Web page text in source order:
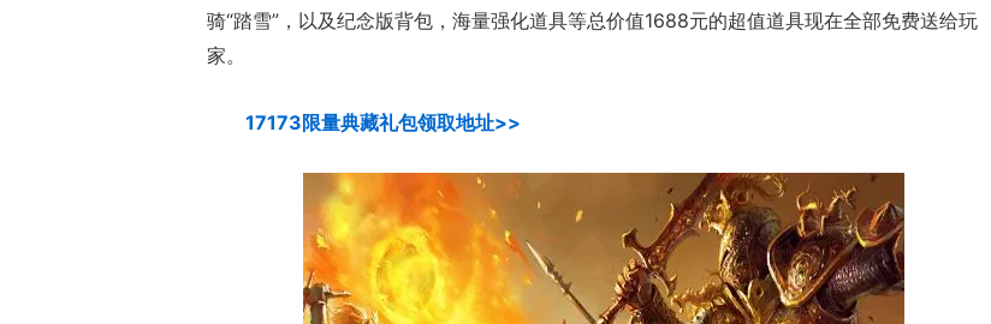
骑“踏雪”，以及纪念版背包，海量强化道具等总价值1688元的超值道具现在全部免费送给玩
家。
17173限量典藏礼包领取地址>>